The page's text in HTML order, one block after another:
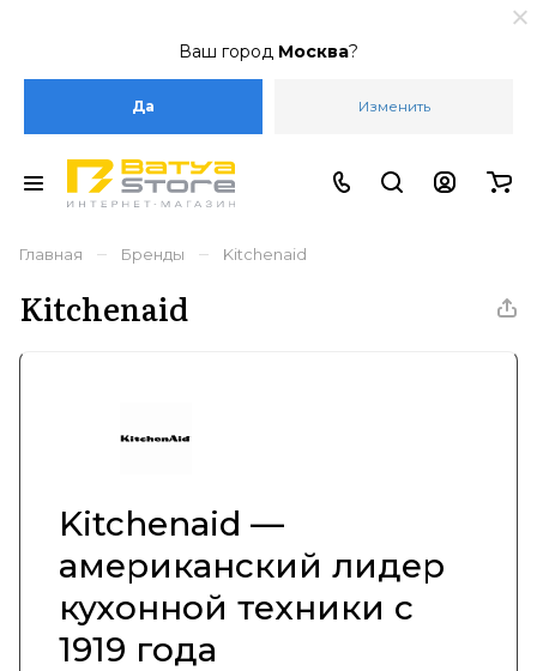
Ваш город Москва?
Да Изменить
Главная – Бренды – Kitchenaid
Kitchenaid
Kitchenaid —
американский лидер
кухонной техники с
1919 года